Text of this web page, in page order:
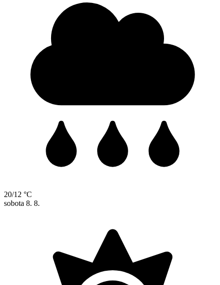
20/12 °C
sobota 8. 8.